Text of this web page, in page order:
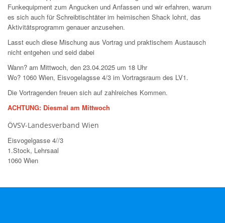
Funkequipment zum Angucken und Anfassen und wir erfahren, warum
es sich auch für Schreibtischtäter im heimischen Shack lohnt, das
Aktivitätsprogramm genauer anzusehen.
Lasst euch diese Mischung aus Vortrag und praktischem Austausch
nicht entgehen und seid dabei
Wann? am Mittwoch, den 23.04.2025 um 18 Uhr
Wo? 1060 Wien, Eisvogelagsse 4/3 im Vortragsraum des LV1.
Die Vortragenden freuen sich auf zahlreiches Kommen.
ACHTUNG: Diesmal am Mittwoch
ÖVSV-Landesverband Wien
Eisvogelgasse 4//3
1.Stock, Lehrsaal
1060 Wien